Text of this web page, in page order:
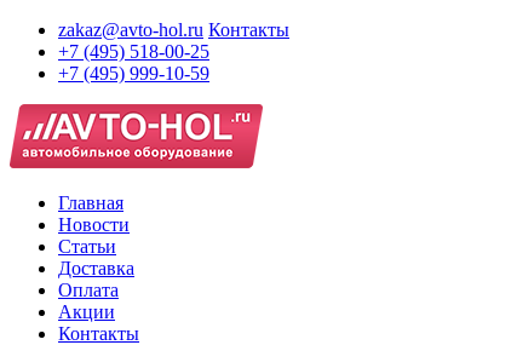
zakaz@avto-hol.ru Контакты
+7 (495) 518-00-25
+7 (495) 999-10-59
Главная
Новости
Статьи
Доставка
Оплата
Акции
Контакты